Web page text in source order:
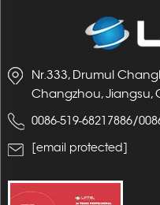
Nr.333, Drumul
Changzhou, Jiangsu,
0086-519-68217886/
[email protected]